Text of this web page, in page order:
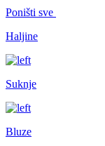
Poništi sve
Haljine
Suknje
Bluze